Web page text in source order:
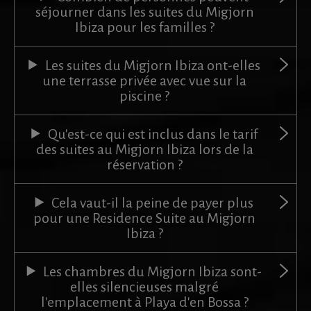
séjourner dans les suites du Migjorn
Ibiza pour les familles ?
Les suites du Migjorn Ibiza ont-elles
une terrasse privée avec vue sur la
piscine ?
Qu'est-ce qui est inclus dans le tarif
des suites au Migjorn Ibiza lors de la
réservation ?
Cela vaut-il la peine de payer plus
pour une Residence Suite au Migjorn
Ibiza ?
Les chambres du Migjorn Ibiza sont-
elles silencieuses malgré
l'emplacement à Playa d'en Bossa ?